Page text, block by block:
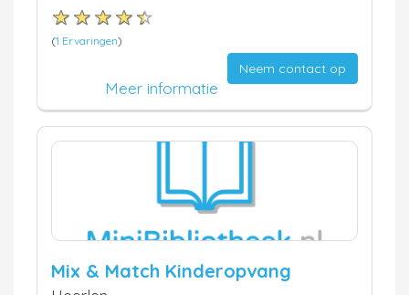
(1 Ervaringen)
Neem contact op
Meer informatie
Mix & Match Kinderopvang